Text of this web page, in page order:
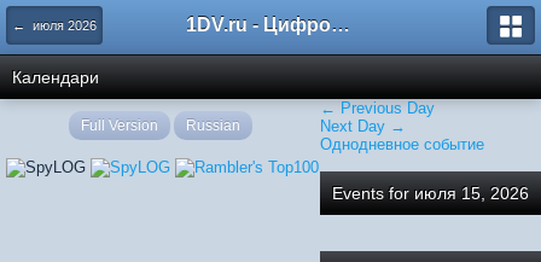
← июля 2026 1DV.ru - Цифровое видео
Календари
← Previous Day
Next Day →
Однодневное событие
Events for июля 15, 2026
Full Version Russian